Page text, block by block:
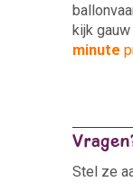
kijk
minute
Stel ze